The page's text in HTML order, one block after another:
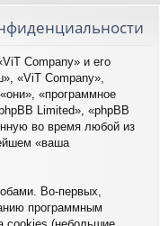
ац
Company» и его
«ViT Company»,
«программное
Limited», «phpBB
во время любой из
«ваша
Во-первых,
программным
cookies (небольшие